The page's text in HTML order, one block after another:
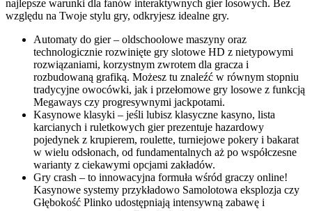
najlepsze warunki dla fanów interaktywnych gier losowych. Bez
względu na Twoje stylu gry, odkryjesz idealne gry.
Automaty do gier – oldschoolowe maszyny oraz
technologicznie rozwinięte gry slotowe HD z nietypowymi
rozwiązaniami, korzystnym zwrotem dla gracza i
rozbudowaną grafiką. Możesz tu znaleźć w równym stopniu
tradycyjne owocówki, jak i przełomowe gry losowe z funkcją
Megaways czy progresywnymi jackpotami.
Kasynowe klasyki – jeśli lubisz klasyczne kasyno, lista
karcianych i ruletkowych gier prezentuje hazardowy
pojedynek z krupierem, roulette, turniejowe pokery i bakarat
w wielu odsłonach, od fundamentalnych aż po współczesne
warianty z ciekawymi opcjami zakładów.
Gry crash – to innowacyjna formuła wśród graczy online!
Kasynowe systemy przykładowo Samolotowa eksplozja czy
Głębokość Plinko udostępniają intensywną zabawę i